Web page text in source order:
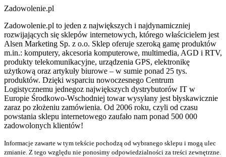
Zadowolenie.pl
Zadowolenie.pl to jeden z największych i najdynamiczniej
rozwijających się sklepów internetowych, którego właścicielem jest
Alsen Marketing Sp. z o.o. Sklep oferuje szeroką gamę produktów
m.in.: komputery, akcesoria komputerowe, multimedia, AGD i RTV,
produkty telekomunikacyjne, urządzenia GPS, elektronikę
użytkową oraz artykuły biurowe – w sumie ponad 25 tys.
produktów. Dzięki wsparciu nowoczesnego Centrum
Logistycznemu jednegoz największych dystrybutorów IT w
Europie Środkowo-Wschodniej towar wysyłany jest błyskawicznie
zaraz po złożeniu zamówienia. Od 2006 roku, czyli od czasu
powstania sklepu internetowego zaufało nam ponad 500 000
zadowolonych klientów!
Informacje zawarte w tym tekście pochodzą od wybranego sklepu i mogą ulec
zmianie. Z tego względu nie ponosimy odpowiedzialności za treści zewnętrzne.